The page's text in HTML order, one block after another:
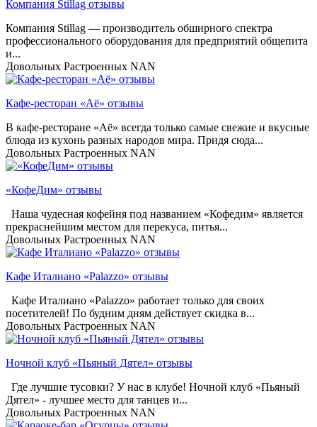
Компания Stillag отзывы
Компания Stillag — производитель обширного спектра
профессионального оборудования для предприятий общепита
и...
Довольных Растроенных NAN
Кафе-ресторан «Аё» отзывы
В кафе-ресторане «Аё» всегда только самые свежие и вкусные
блюда из кухонь разных народов мира. Придя сюда...
Довольных Растроенных NAN
«КофеДим» отзывы
Наша чудесная кофейня под названием «Кофедим» является
прекраснейшим местом для перекуса, питья...
Довольных Растроенных NAN
Кафе Италиано «Palazzo» отзывы
Кафе Италиано «Palazzo» работает только для своих
посетителей! По будним дням действует скидка в...
Довольных Растроенных NAN
Ночной клуб «Пьяный Дятел» отзывы
Где лучшие тусовки? У нас в клубе! Ночной клуб «Пьяный
Дятел» - лучшее место для танцев и...
Довольных Растроенных NAN